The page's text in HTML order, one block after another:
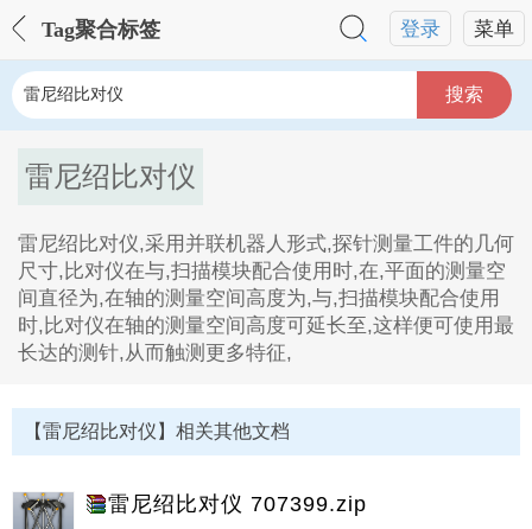
菜单
登录
Tag聚合标签
搜索
雷尼绍比对仪
雷尼绍比对仪,采用并联机器人形式,探针测量工件的几何
尺寸,比对仪在与,扫描模块配合使用时,在,平面的测量空
间直径为,在轴的测量空间高度为,与,扫描模块配合使用
时,比对仪在轴的测量空间高度可延长至,这样便可使用最
长达的测针,从而触测更多特征,
1、雷尼绍比对仪,采用并联机器人形式,探针测量工件的
几何尺寸,比对仪在与,扫描模块配合使用时,在,平面的测
量空间直径为,在轴的测量空间高度为,与,扫描模块配合
使用时,比对仪在轴的测量空间高度可延长至,这样便可使
用最长达的测针,从而触测更多特征。
【雷尼绍比对仪】相关其他文档
雷尼绍比对仪 707399.zip